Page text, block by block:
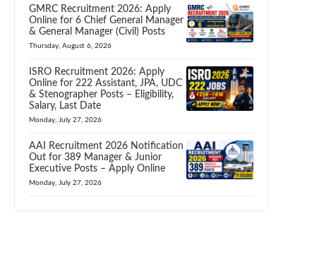
GMRC Recruitment 2026: Apply
Online for 6 Chief General Manager
& General Manager (Civil) Posts
Thursday, August 6, 2026
ISRO Recruitment 2026: Apply
Online for 222 Assistant, JPA, UDC
& Stenographer Posts – Eligibility,
Salary, Last Date
Monday, July 27, 2026
AAI Recruitment 2026 Notification
Out for 389 Manager & Junior
Executive Posts – Apply Online
Monday, July 27, 2026